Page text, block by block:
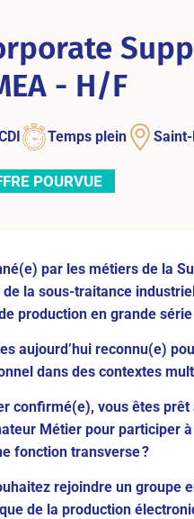
- H/F
Temps plein
POURVUE
par les métiers de la
la sous-traitance
production en grande série
aujourd’hui reconnu(e)
dans des contextes
confirmé(e), vous êtes
Métier pour participer
fonction transverse ?
rejoindre un groupe
de la production